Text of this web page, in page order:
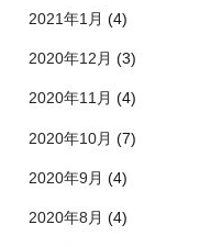
2021年1月 (4)
2020年12月 (3)
2020年11月 (4)
2020年10月 (7)
2020年9月 (4)
2020年8月 (4)